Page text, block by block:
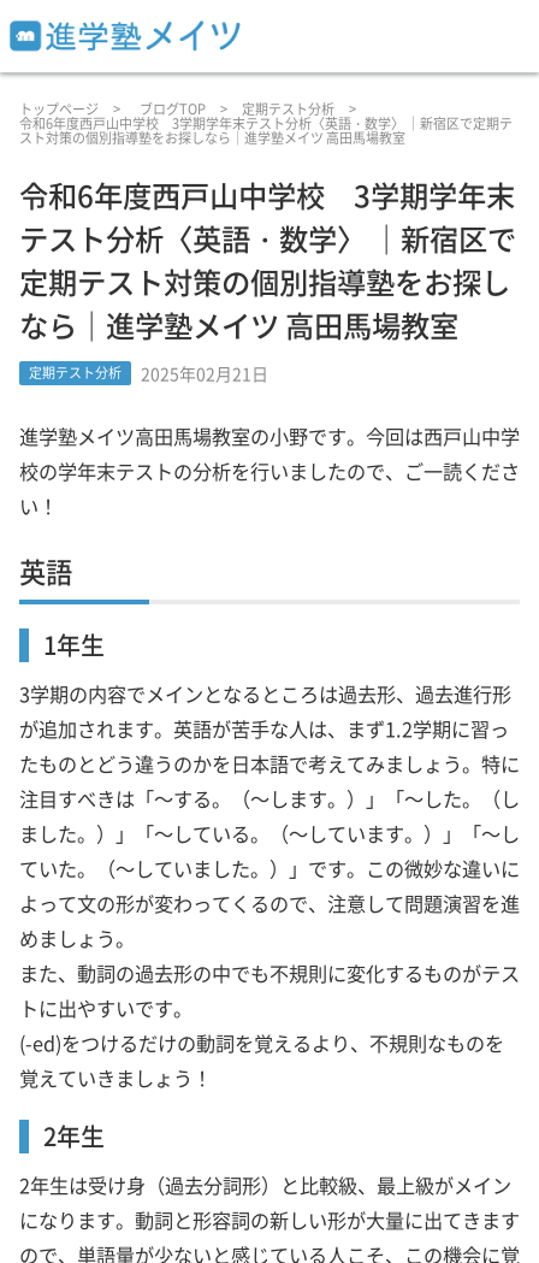
トップページ ブログTOP 定期テスト分析
令和6年度西戸山中学校 3学期学年末テスト分析〈英語・数学〉 ｜新宿区で定期テ
スト対策の個別指導塾をお探しなら｜進学塾メイツ 高田馬場教室
令和6年度西戸山中学校 3学期学年末
テスト分析〈英語・数学〉 ｜新宿区で
定期テスト対策の個別指導塾をお探し
なら｜進学塾メイツ 高田馬場教室
定期テスト分析 2025年02月21日
進学塾メイツ高田馬場教室の小野です。今回は西戸山中学
校の学年末テストの分析を行いましたので、ご一読くださ
い！
英語
1年生
3学期の内容でメインとなるところは過去形、過去進行形
が追加されます。英語が苦手な人は、まず1.2学期に習っ
たものとどう違うのかを日本語で考えてみましょう。特に
注目すべきは「～する。（～します。）」「～した。（し
ました。）」「～している。（～しています。）」「～し
ていた。（～していました。）」です。この微妙な違いに
よって文の形が変わってくるので、注意して問題演習を進
めましょう。
また、動詞の過去形の中でも不規則に変化するものがテス
トに出やすいです。
(-ed)をつけるだけの動詞を覚えるより、不規則なものを
覚えていきましょう！
2年生
2年生は受け身（過去分詞形）と比較級、最上級がメイン
になります。動詞と形容詞の新しい形が大量に出てきます
ので、単語量が少ないと感じている人こそ、この機会に覚